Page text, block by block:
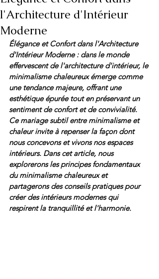
l'Architecture d'Intérieur
Moderne
Élégance et Confort dans l'Architecture
d'Intérieur Moderne : dans le monde
effervescent de l'architecture d'intérieur, le
minimalisme chaleureux émerge comme
une tendance majeure, offrant une
esthétique épurée tout en préservant un
sentiment de confort et de convivialité.
Ce mariage subtil entre minimalisme et
chaleur invite à repenser la façon dont
nous concevons et vivons nos espaces
intérieurs. Dans cet article, nous
explorerons les principes fondamentaux
du minimalisme chaleureux et
partagerons des conseils pratiques pour
créer des intérieurs modernes qui
respirent la tranquillité et l'harmonie.